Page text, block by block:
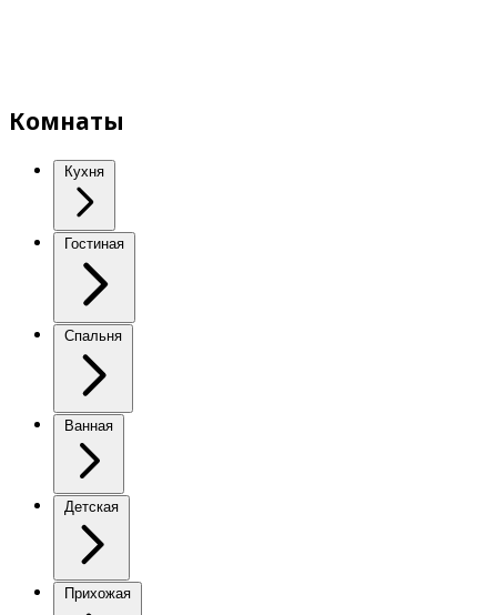
Комнаты
Кухня
Гостиная
Спальня
Ванная
Детская
Прихожая